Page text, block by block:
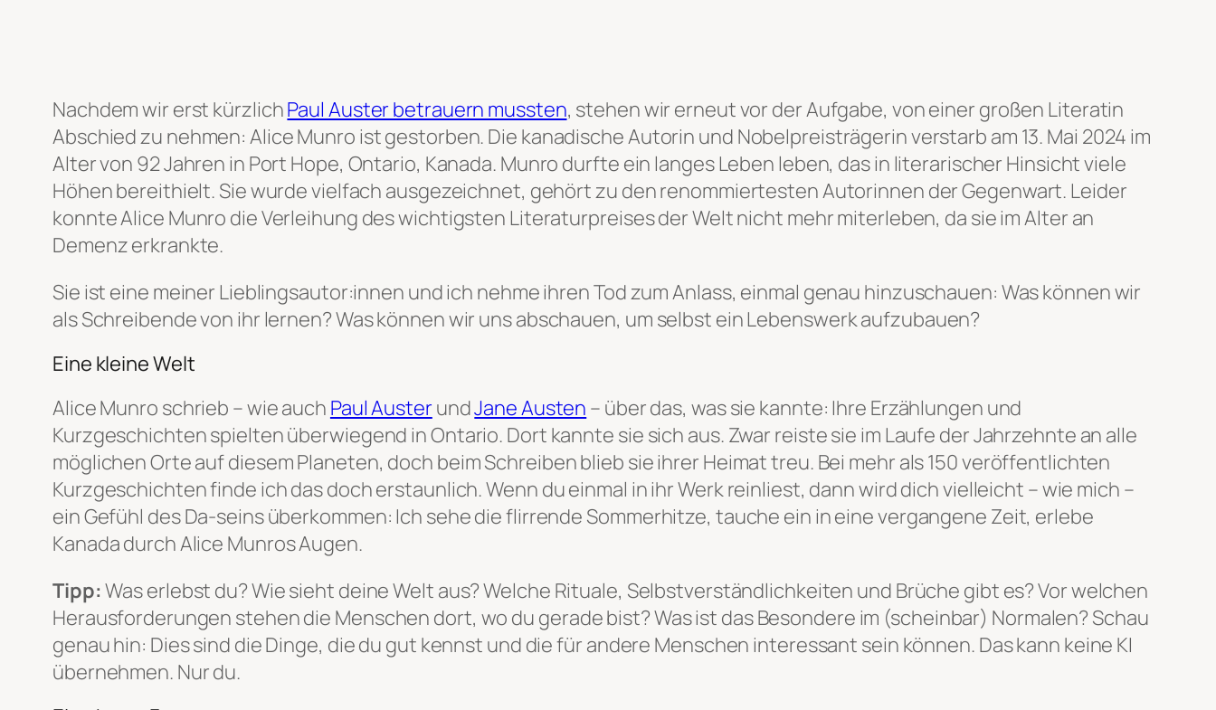
Nachdem wir erst kürzlichPaul Auster betrauern mussten, stehen wir erneut vor der Aufgabe, von einer großen Literatin
Abschied zu nehmen: Alice Munro ist gestorben. Die kanadische Autorin und Nobelpreisträgerin verstarb am 13. Mai 2024 im
Alter von 92 Jahren in Port Hope, Ontario, Kanada. Munro durfte ein langes Leben leben, das in literarischer Hinsicht viele
Höhen bereithielt. Sie wurde vielfach ausgezeichnet, gehört zu den renommiertesten Autorinnen der Gegenwart. Leider
konnte Alice Munro die Verleihung des wichtigsten Literaturpreises der Welt nicht mehr miterleben, da sie im Alter an
Demenz erkrankte.
Sie ist eine meiner Lieblingsautor:innen und ich nehme ihren Tod zum Anlass, einmal genau hinzuschauen: Was können wir
als Schreibende von ihr lernen? Was können wir uns abschauen, um selbst ein Lebenswerk aufzubauen?
Eine kleine Welt
Alice Munro schrieb – wie auch Paul AusterundJane Austen – über das, was sie kannte: Ihre Erzählungen und
Kurzgeschichten spielten überwiegend in Ontario. Dort kannte sie sich aus. Zwar reiste sie im Laufe der Jahrzehnte an alle
möglichen Orte auf diesem Planeten, doch beim Schreiben blieb sie ihrer Heimat treu. Bei mehr als 150 veröffentlichten
Kurzgeschichten finde ich das doch erstaunlich. Wenn du einmal in ihr Werk reinliest, dann wird dich vielleicht – wie mich –
ein Gefühl des Da-seins überkommen: Ich sehe die flirrende Sommerhitze, tauche ein in eine vergangene Zeit, erlebe
Kanada durch Alice Munros Augen.
Tipp:Was erlebst du? Wie sieht deineWelt aus? Welche Rituale, Selbstverständlichkeiten und Brüche gibt es? Vor welchen
Herausforderungen stehen die Menschen dort, wo du gerade bist? Was ist das Besondere im (scheinbar) Normalen? Schau
genau hin: Dies sind die Dinge, die du gut kennst und die für andere Menschen interessant sein können. Das kann keine KI
übernehmen. Nur du.